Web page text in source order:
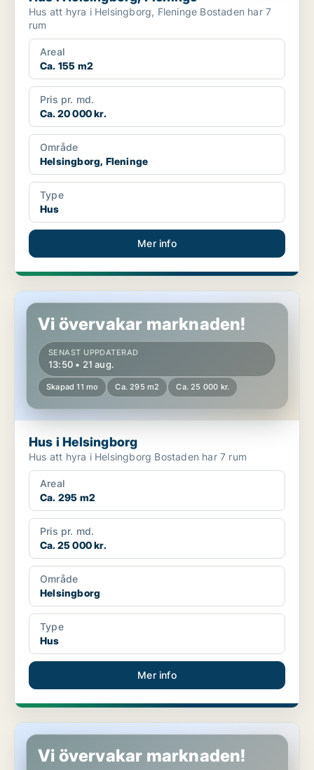
Hus att hyra i Helsingborg, Fleninge Bostaden har 7
rum
Areal
Ca. 155 m2
Pris pr. md.
Ca. 20 000 kr.
Område
Helsingborg, Fleninge
Type
Hus
Mer info
Hus i Helsingborg
Vi övervakar marknaden!
SENAST UPPDATERAD
13:50 • 21 aug.
Skapad 11 mo Ca. 295 m2 Ca. 25 000 kr.
Hus i Helsingborg
Hus att hyra i Helsingborg Bostaden har 7 rum
Areal
Ca. 295 m2
Pris pr. md.
Ca. 25 000 kr.
Område
Helsingborg
Type
Hus
Mer info
Hus i Helsingborg
Vi övervakar marknaden!